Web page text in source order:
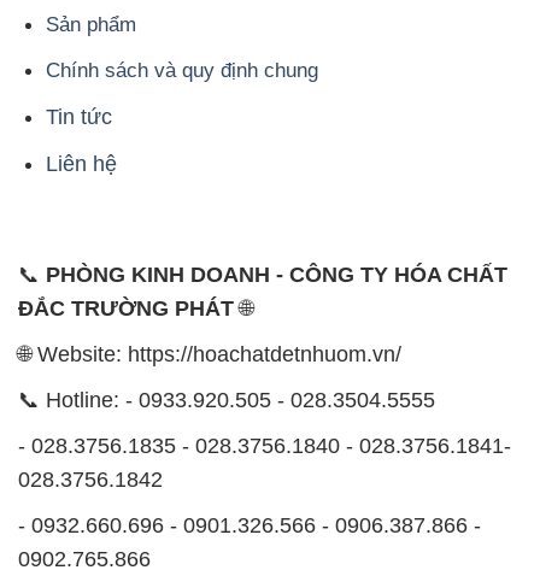
Sản phẩm
Chính sách và quy định chung
Tin tức
Liên hệ
📞 PHÒNG KINH DOANH - CÔNG TY HÓA CHẤT
ĐẮC TRƯỜNG PHÁT🌐
🌐 Website: https://hoachatdetnhuom.vn/
📞 Hotline: - 0933.920.505 - 028.3504.5555
- 028.3756.1835 - 028.3756.1840 - 028.3756.1841-
028.3756.1842
- 0932.660.696 - 0901.326.566 - 0906.387.866 -
0902.765.866